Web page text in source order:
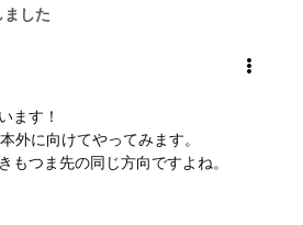
ました
ます！
外に向けてやってみます。
もつま先の同じ方向ですよね。